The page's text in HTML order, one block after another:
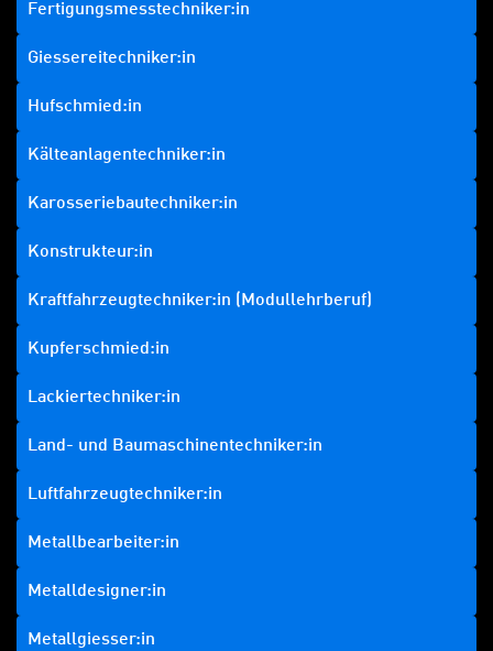
Fertigungsmesstechniker:in
Giessereitechniker:in
Hufschmied:in
Kälteanlagentechniker:in
Karosseriebautechniker:in
Konstrukteur:in
Kraftfahrzeugtechniker:in (Modullehrberuf)
Kupferschmied:in
Lackiertechniker:in
Land- und Baumaschinentechniker:in
Luftfahrzeugtechniker:in
Metallbearbeiter:in
Metalldesigner:in
Metallgiesser:in